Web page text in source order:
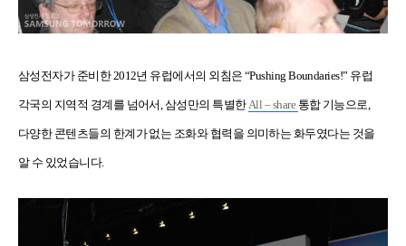
삼성전자가 준비한2012년 유럽에서의 외침은 “Pushing Boundaries!” 유럽
각국의 지역적 경계를 넘어서 삼성만의 특별한 All – share 통합 기능으로
다양한 콘텐츠들의 한계가 없는 조화와 협력을 의미하는 화두였다는 것을
알 수 있었습니다.